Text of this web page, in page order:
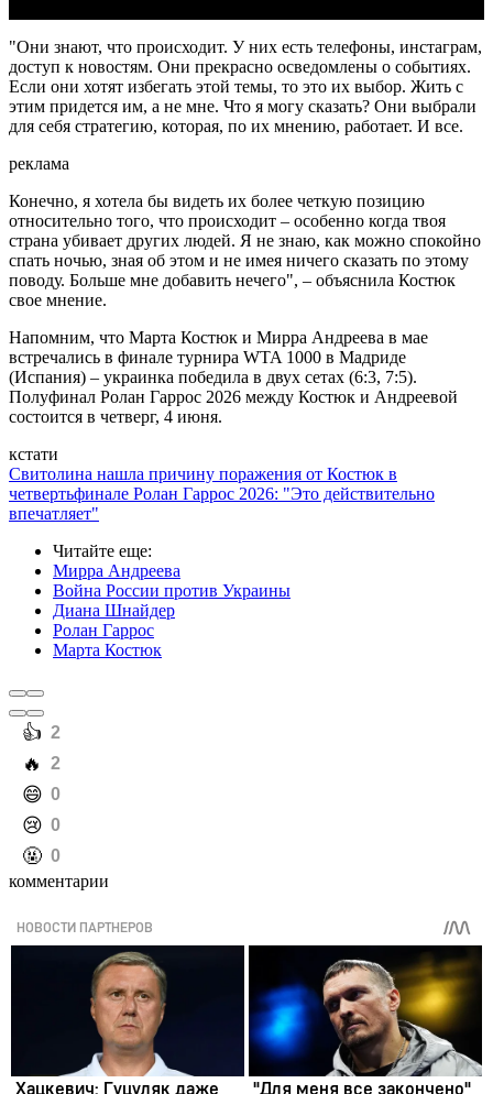
"Они знают, что происходит. У них есть телефоны, инстаграм,
доступ к новостям. Они прекрасно осведомлены о событиях.
Если они хотят избегать этой темы, то это их выбор. Жить с
этим придется им, а не мне. Что я могу сказать? Они выбрали
для себя стратегию, которая, по их мнению, работает. И все.
реклама
Конечно, я хотела бы видеть их более четкую позицию
относительно того, что происходит – особенно когда твоя
страна убивает других людей. Я не знаю, как можно спокойно
спать ночью, зная об этом и не имея ничего сказать по этому
поводу. Больше мне добавить нечего", – объяснила Костюк
свое мнение.
Напомним, что Марта Костюк и Мирра Андреева в мае
встречались в финале турнира WTA 1000 в Мадриде
(Испания) – украинка победила в двух сетах (6:3, 7:5).
Полуфинал Ролан Гаррос 2026 между Костюк и Андреевой
состоится в четверг, 4 июня.
кстати
Свитолина нашла причину поражения от Костюк в
четвертьфинале Ролан Гаррос 2026: "Это действительно
впечатляет"
Читайте еще:
Мирра Андреева
Война России против Украины
Диана Шнайдер
Ролан Гаррос
Марта Костюк
️👍 2
️🔥 2
️😄 0
️😢 0
️🤬 0
комментарии